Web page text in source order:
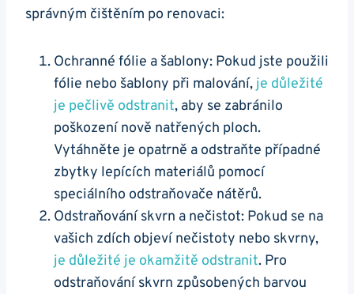
správným čištěním po renovaci:
Ochranné fólie a šablony: Pokud jste použili
fólie nebo šablony při malování, je důležité
je pečlivě odstranit, aby se zabránilo
poškození nově natřených ploch.
Vytáhněte je opatrně a odstraňte případné
zbytky lepících materiálů pomocí
speciálního odstraňovače nátěrů.
Odstraňování skvrn a nečistot: Pokud se na
vašich zdích objeví nečistoty nebo skvrny,
je důležité je okamžitě odstranit. Pro
odstraňování skvrn způsobených barvou